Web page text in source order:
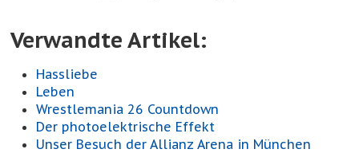
Verwandte Artikel:
Hassliebe
Leben
Wrestlemania 26 Countdown
Der photoelektrische Effekt
Unser Besuch der Allianz Arena in München